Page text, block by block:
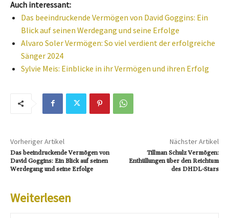
Auch interessant:
Das beeindruckende Vermögen von David Goggins: Ein
Blick auf seinen Werdegang und seine Erfolge
Alvaro Soler Vermögen: So viel verdient der erfolgreiche
Sänger 2024
Sylvie Meis: Einblicke in ihr Vermögen und ihren Erfolg
Vorheriger Artikel
Das beeindruckende Vermögen von
David Goggins: Ein Blick auf seinen
Werdegang und seine Erfolge
Nächster Artikel
Tillman Schulz Vermögen:
Enthüllungen über den Reichtum
des DHDL-Stars
Weiterlesen